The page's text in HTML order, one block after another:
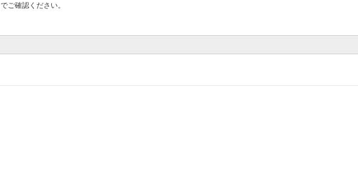
でご確認ください。